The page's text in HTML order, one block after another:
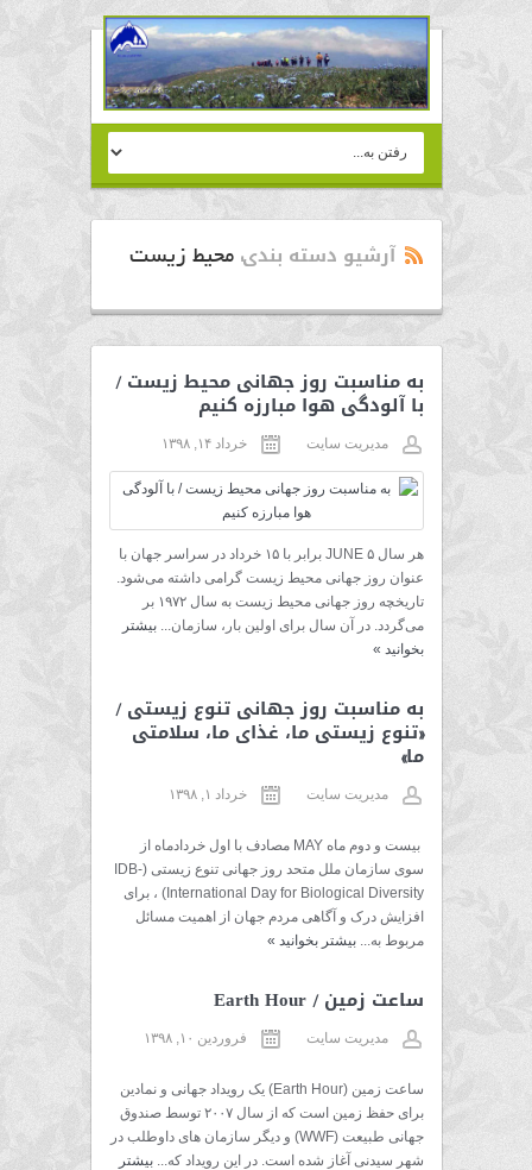
آرشیو دسته بندی:محیط زیست
به مناسبت روز جهانی محیط زیست /
با آلودگی هوا مبارزه کنیم
مدیریت سایت خرداد ۱۴, ۱۳۹۸
هر سال ۵ JUNE برابر با ۱۵ خرداد در سراسر جهان با
عنوان روز جهانی محیط زیست گرامی داشته می‌شود.
تاریخچه روز جهانی محیط زیست به سال ۱۹۷۲ بر
می‌گردد. در آن سال برای اولین بار، سازمان...بیشتر
بخوانید »
به مناسبت روز جهانی تنوع زیستی /
«تنوع زیستی ما، غذای ما، سلامتی
ما»
مدیریت سایت خرداد ۱, ۱۳۹۸
بیست و دوم ماه MAY مصادف با اول خردادماه از
سوی سازمان ملل متحد روز جهانی تنوع زیستی (IDB-
International Day for Biological Diversity) ، برای
افزایش درک و آگاهی مردم جهان از اهمیت مسائل
مربوط به...بیشتر بخوانید »
ساعت زمین / Earth Hour
مدیریت سایت فروردین ۱۰, ۱۳۹۸
ساعت زمین (Earth Hour) یک رویداد جهانی و نمادین
برای حفظ زمین است که از سال ۲۰۰۷ توسط صندوق
جهانی طبیعت (WWF) و دیگر سازمان های داوطلب در
شهر سیدنی آغاز شده است. در این رویداد که...بیشتر